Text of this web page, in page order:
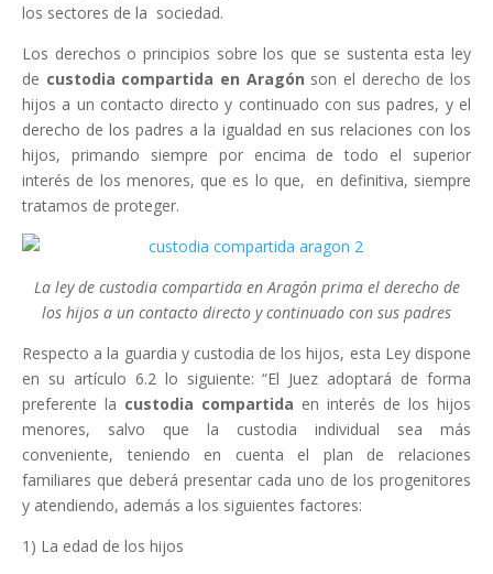
los sectores de la sociedad.
Los derechos o principios sobre los que se sustenta esta ley
de custodia compartida en Aragón son el derecho de los
hijos a un contacto directo y continuado con sus padres, y el
derecho de los padres a la igualdad en sus relaciones con los
hijos, primando siempre por encima de todo el superior
interés de los menores, que es lo que, en definitiva, siempre
tratamos de proteger.
La ley de custodia compartida en Aragón prima el derecho de
los hijos a un contacto directo y continuado con sus padres
Respecto a la guardia y custodia de los hijos, esta Ley dispone
en su artículo 6.2 lo siguiente: “El Juez adoptará de forma
preferente la custodia compartida en interés de los hijos
menores, salvo que la custodia individual sea más
conveniente, teniendo en cuenta el plan de relaciones
familiares que deberá presentar cada uno de los progenitores
y atendiendo, además a los siguientes factores:
1) La edad de los hijos